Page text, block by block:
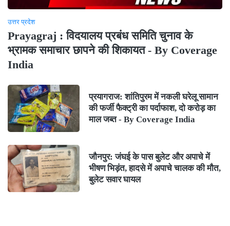
उत्तर प्रदेश
Prayagraj : विदयालय प्रबंध समिति चुनाव के
भ्रामक समाचार छापने की शिकायत - By Coverage
India
प्रयागराज: शांतिपुरम में नकली घरेलू सामान
की फर्जी फैक्ट्री का पर्दाफाश, दो करोड़ का
माल जब्त - By Coverage India
जौनपुर: जंघई के पास बुलेट और अपाचे में
भीषण भिड़ंत, हादसे में अपाचे चालक की मौत,
बुलेट सवार घायल